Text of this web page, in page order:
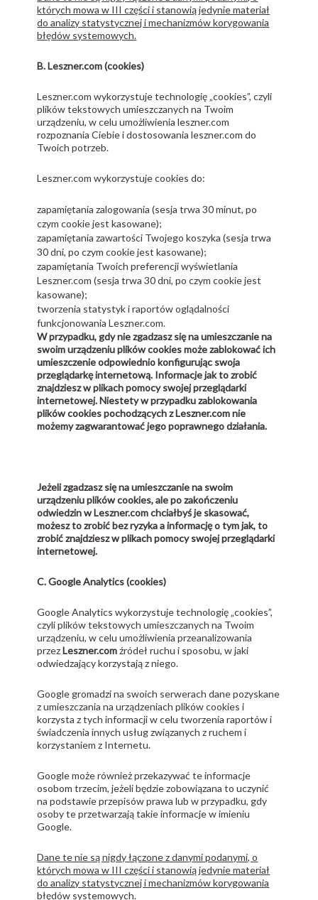
których mowa w III części i stanowią jedynie materiał
do analizy statystycznej i mechanizmów korygowania
błędów systemowych.
B. Leszner.com (cookies)
Leszner.com wykorzystuje technologię „cookies”, czyli
plików tekstowych umieszczanych na Twoim
urządzeniu, w celu umożliwienia leszner.com
rozpoznania Ciebie i dostosowania leszner.com do
Twoich potrzeb.
Leszner.com wykorzystuje cookies do:
zapamiętania zalogowania (sesja trwa 30 minut, po
czym cookie jest kasowane);
zapamiętania zawartości Twojego koszyka (sesja trwa
30 dni, po czym cookie jest kasowane);
zapamiętania Twoich preferencji wyświetlania
Leszner.com (sesja trwa 30 dni, po czym cookie jest
kasowane);
tworzenia statystyk i raportów oglądalności
funkcjonowania Leszner.com.
W przypadku, gdy nie zgadzasz się na umieszczanie na
swoim urządzeniu plików cookies może zablokować ich
umieszczenie odpowiednio konfigurując swoja
przeglądarkę internetową. Informacje jak to zrobić
znajdziesz w plikach pomocy swojej przeglądarki
internetowej. Niestety w przypadku zablokowania
plików cookies pochodzących z Leszner.com nie
możemy zagwarantować jego poprawnego działania.
Jeżeli zgadzasz się na umieszczanie na swoim
urządzeniu plików cookies, ale po zakończeniu
odwiedzin w Leszner.com chciałbyś je skasować,
możesz to zrobić bez ryzyka a informację o tym jak, to
zrobić znajdziesz w plikach pomocy swojej przeglądarki
internetowej.
C.Google Analytics (cookies)
Google Analytics wykorzystuje technologię „cookies”,
czyli plików tekstowych umieszczanych na Twoim
urządzeniu, w celu umożliwienia przeanalizowania
przezLeszner.comźródeł ruchu i sposobu, w jaki
odwiedzający korzystają z niego.
Google gromadzi na swoich serwerach dane pozyskane
z umieszczania na urządzeniach plików cookies i
korzysta z tych informacji w celu tworzenia raportów i
świadczenia innych usług związanych z ruchem i
korzystaniem z Internetu.
Google może również przekazywać te informacje
osobom trzecim, jeżeli będzie zobowiązana to uczynić
na podstawie przepisów prawa lub w przypadku, gdy
osoby te przetwarzają takie informacje w imieniu
Google.
Dane te nie są nigdy łączone z danymi podanymi, o
których mowa w III części i stanowią jedynie materiał
do analizy statystycznej i mechanizmów korygowania
błędów systemowych.